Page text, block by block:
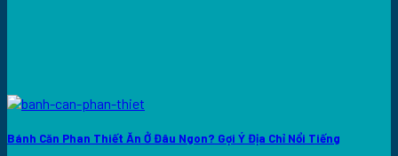
Bánh Căn Phan Thiết Ăn Ở Đâu Ngon? Gợi Ý Địa Chỉ Nổi Tiếng